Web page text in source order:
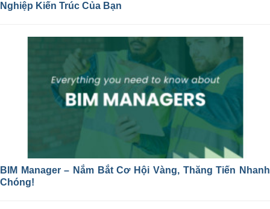
Nghiệp Kiến Trúc Của Bạn
BIM Manager – Nắm Bắt Cơ Hội Vàng, Thăng Tiến Nhanh
Chóng!